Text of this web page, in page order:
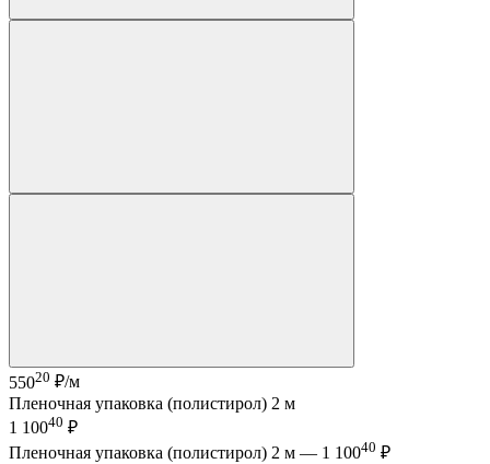
55020 ₽/м
Пленочная упаковка (полистирол) 2 м
1 10040 ₽
Пленочная упаковка (полистирол) 2 м — 1 10040 ₽